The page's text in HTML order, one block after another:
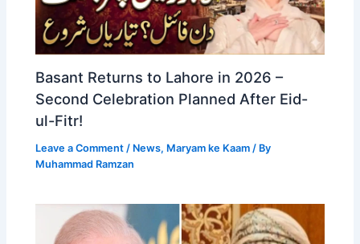
Basant Returns to Lahore in 2026 –
Second Celebration Planned After Eid-
ul-Fitr!
Leave a Comment / News, Maryam ke Kaam / By
Muhammad Ramzan